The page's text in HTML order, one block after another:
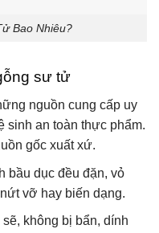
Bao Nhiêu?
sư tử
nguồn cung cấp uy
sinh an toàn thực phẩm.
gốc xuất xứ.
bầu dục đều đặn, vỏ
vỡ hay biến dạng.
không bị bẩn, dính